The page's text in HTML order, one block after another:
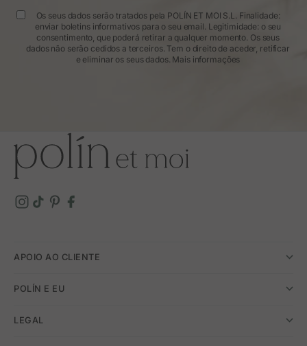
Os seus dados serão tratados pela POLÍN ET MOI S.L. Finalidade:
enviar boletins informativos para o seu email. Legitimidade: o seu
consentimento, que poderá retirar a qualquer momento. Os seus
dados não serão cedidos a terceiros. Tem o direito de aceder, retificar
e eliminar os seus dados. Mais informações
APOIO AO CLIENTE
POLÍN E EU
LEGAL